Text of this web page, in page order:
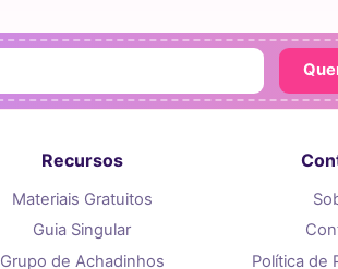
Recursos
Materiais Gratuitos
Guia Singular
Grupo de Achadinhos
Política de